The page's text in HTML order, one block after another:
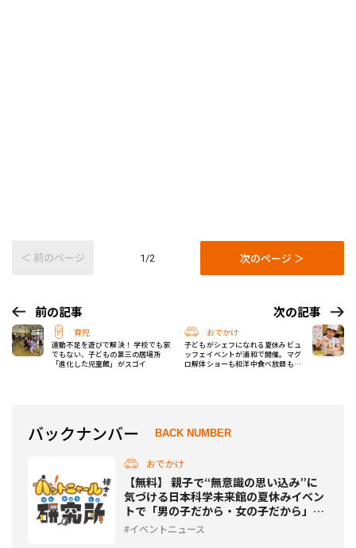
＜ 前のページ 1/2 次のページ ＞
前の記事
育児
運動不足を遊びで解決！ 学校でも家
でもない、子どもの第三の居場所
「進化した児童館」がスゴイ
次の記事
おでかけ
子どもがシェフになれる夏休みビュ
ッフェイベントが浦和で開催。マグ
ロ解体ショーも和洋中食べ放題も全
バックナンバー BACK NUMBER
おでかけ
【無料】 親子で“無意識の思い込み”に
気づける日本科学未来館の夏休みイベン
トで「男の子だから・女の子だから」に
ハッとニャるかも？
イベントニュース